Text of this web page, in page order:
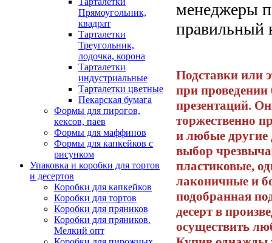
Прямоугольник,
квадрат
Тарталетки
Треугольник,
лодочка, корона
Тарталетки
индустриальные
Тарталетки цветные
Пекарская бумага
Формы для пирогов,
кексов, паев
Формы для маффинов
Формы для капкейков с
рисунком
Упаковка и коробки для тортов
и десертов
Коробки для капкейков
Коробки для тортов
Коробки для пряников
Коробки для пряников.
Мелкий опт
менеджеры
правильный
Подставки или
при
презентаций.
торжественно
и любые другие
выбор
пластиковые,
лаконичные и
подобранная
десерт в
осуществить